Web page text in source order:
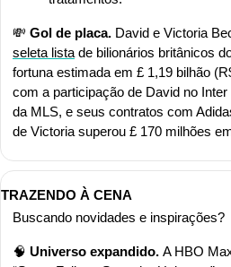
💸 Gol de placa.
seleta lista de bilionários britânicos
fortuna estimada em £ 1,19 bilhão
com a participação de David no
da MLS, e seus contratos com
de Victoria superou £ 170 milhões
TRAZENDO À CENA
Buscando novidades e inspirações?
🧠 Universo expandido. A HBO